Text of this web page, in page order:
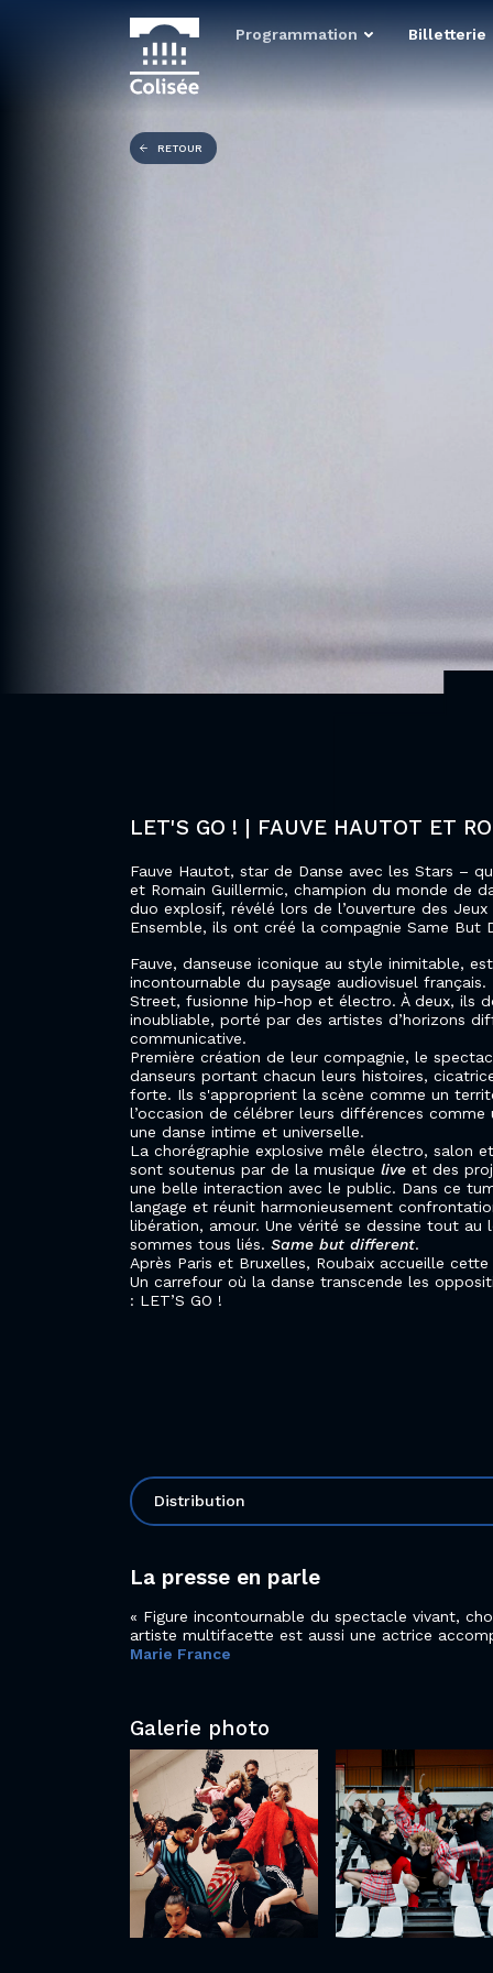
Programmation Billetterie
RETOUR
LET'S GO ! | FAUVE HAUTOT ET
Fauve Hautot, star de Danse avec les Stars –
et Romain Guillermic, champion du monde de
duo explosif, révélé lors de l’ouverture des
Ensemble, ils ont créé la compagnie Same But
Fauve, danseuse iconique au style inimitable,
incontournable du paysage audiovisuel
Street, fusionne hip-hop et électro. À deux, ils
inoubliable, porté par des artistes d’horizons
communicative.
Première création de leur compagnie, le
danseurs portant chacun leurs histoires,
forte. Ils s'approprient la scène comme un
l’occasion de célébrer leurs différences
une danse intime et universelle.
La chorégraphie explosive mêle électro, salon
sont soutenus par de la musique live et des
une belle interaction avec le public. Dans ce
langage et réunit harmonieusement
libération, amour. Une vérité se dessine tout au
sommes tous liés. Same but different.
Après Paris et Bruxelles, Roubaix accueille
Un carrefour où la danse transcende les
: LET’S GO !
Distribution
La presse en parle
Figure incontournable du spectacle vivant,
artiste multifacette est aussi une actrice
Marie France
Galerie photo